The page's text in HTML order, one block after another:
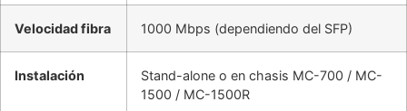
Velocidad fibra 1000 Mbps (dependiendo del SFP)
Instalación
Stand-alone o en chasis MC-700 / MC-
1500 / MC-1500R